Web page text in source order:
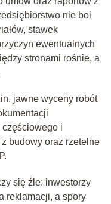
nie boi
stawek
ewentualnych
stronami rośnie, a
jawne wyceny robót
częściowego i
budowy oraz rzetelne
się źle: inwestorzy
reklamacji, a spory